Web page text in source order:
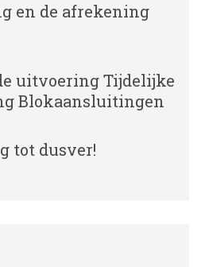
en de afrekening
uitvoering Tijdelijke
Blokaansluitingen
tot dusver!